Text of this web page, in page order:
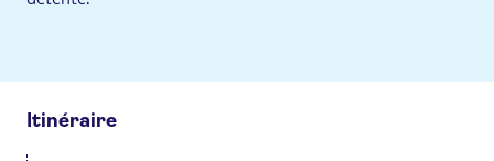
Itinéraire